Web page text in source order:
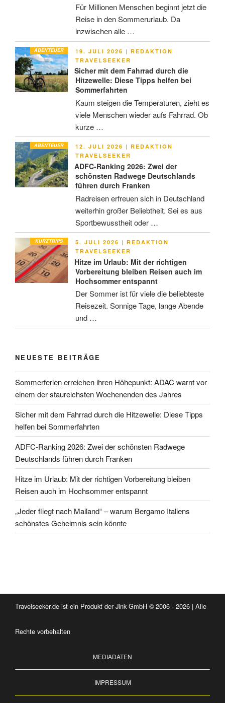
Für Millionen Menschen beginnt jetzt die
Reise in den Sommerurlaub. Da
inzwischen alle …
ABENTEUER
VERÖFFENTLICHT
AM
19. JULI 2026 | REDAKTION
TRAVELSEEKER
Sicher mit dem Fahrrad durch die
Hitzewelle: Diese Tipps helfen bei
Sommerfahrten
Kaum steigen die Temperaturen, zieht es
viele Menschen wieder aufs Fahrrad. Ob
kurze …
ABENTEUER
VERÖFFENTLICHT
AM
12. JULI 2026 | REDAKTION
TRAVELSEEKER
ADFC-Ranking 2026: Zwei der
schönsten Radwege Deutschlands
führen durch Franken
Radreisen erfreuen sich in Deutschland
weiterhin großer Beliebtheit. Sei es aus
Sportbewusstheit oder …
KURZTRIPS
VERÖFFENTLICHT
AM
5. JULI 2026 | REDAKTION
TRAVELSEEKER
Hitze im Urlaub: Mit der richtigen
Vorbereitung bleiben Reisen auch im
Hochsommer entspannt
Der Sommer ist für viele die beliebteste
Reisezeit. Sonnige Tage, lange Abende
und …
NEUESTE BEITRÄGE
Sommerferien erreichen ihren Höhepunkt: ADAC warnt vor
einem der staureichsten Wochenenden des Jahres
Sicher mit dem Fahrrad durch die Hitzewelle: Diese Tipps
helfen bei Sommerfahrten
ADFC-Ranking 2026: Zwei der schönsten Radwege
Deutschlands führen durch Franken
Hitze im Urlaub: Mit der richtigen Vorbereitung bleiben
Reisen auch im Hochsommer entspannt
„Jeder fliegt nach Mailand“ – warum Bergamo Italiens
schönstes Geheimnis sein könnte
Travelseeker.de ist ein Produkt der Jink GmbH © 2006 - 2026 | Alle
Rechte vorbehalten
MEDIADATEN
IMPRESSUM